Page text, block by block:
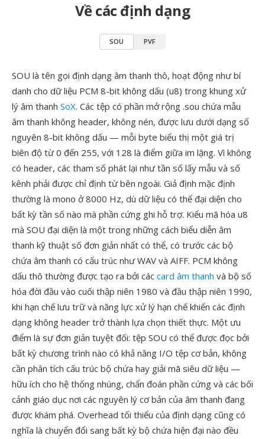
Về các định dạng
SOU PVF
SOU là tên gọi định dạng âm thanh thô, hoạt động như bí
danh cho dữ liệu PCM 8-bit không dấu (u8) trong khung xử
lý âm thanh SoX. Các tệp có phần mở rộng .sou chứa mẫu
âm thanh không header, không nén, được lưu dưới dạng số
nguyên 8-bit không dấu — mỗi byte biểu thị một giá trị
biên độ từ 0 đến 255, với 128 là điểm giữa im lặng. Vì không
có header, các tham số phát lại như tần số lấy mẫu và số
kênh phải được chỉ định từ bên ngoài. Giả định mặc định
thường là mono ở 8000 Hz, dù dữ liệu có thể đại diện cho
bất kỳ tần số nào mà phần cứng ghi hỗ trợ. Kiểu mã hóa u8
mà SOU đại diện là một trong những cách biểu diễn âm
thanh kỹ thuật số đơn giản nhất có thể, có trước các bộ
chứa âm thanh có cấu trúc như WAV và AIFF. PCM không
dấu thô thường được tạo ra bởi các card âm thanh và bộ số
hóa đời đầu vào cuối thập niên 1980 và đầu thập niên 1990,
khi hạn chế lưu trữ và năng lực xử lý hạn chế khiến các định
dạng không header trở thành lựa chọn thiết thực. Một ưu
điểm là sự đơn giản tuyệt đối: tệp SOU có thể được đọc bởi
bất kỳ chương trình nào có khả năng I/O tệp cơ bản, không
cần phân tích cấu trúc bộ chứa hay giải mã siêu dữ liệu —
hữu ích cho hệ thống nhúng, chẩn đoán phần cứng và các bối
cảnh giáo dục nơi các nguyên lý cơ bản của âm thanh đang
được khám phá. Overhead tối thiểu của định dạng cũng có
nghĩa là chuyển đổi sang bất kỳ bộ chứa hiện đại nào đều